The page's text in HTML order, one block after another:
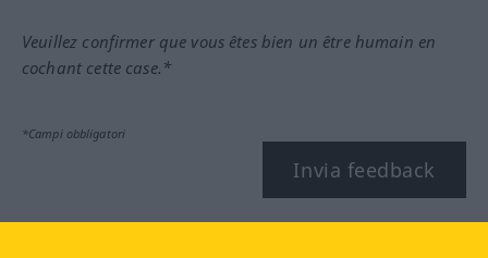
Veuillez confirmer que vous êtes bien un être humain en
cochant cette case.*
*Campi obbligatori
Invia feedback